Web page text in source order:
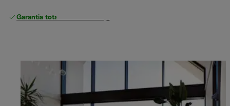
Garantia total